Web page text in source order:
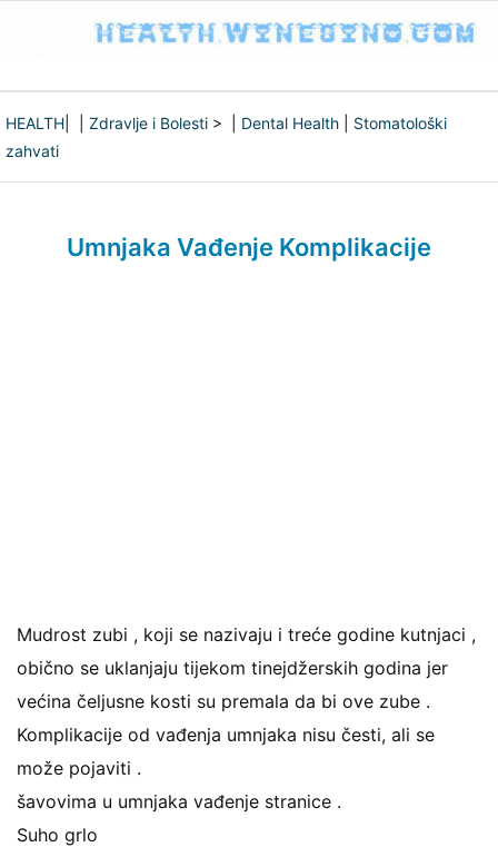
HEALTH Zdravlje i Bolesti > | Dental Health
Stomatološki
zahvati
Umnjaka Vađenje Komplikacije
Mudrost zubi , koji se nazivaju i treće godine kutnjaci ,
obično se uklanjaju tijekom tinejdžerskih godina jer
većina čeljusne kosti su premala da bi ove zube .
Komplikacije od vađenja umnjaka nisu česti, ali se
može pojaviti .
šavovima u umnjaka vađenje stranice .
Suho grlo